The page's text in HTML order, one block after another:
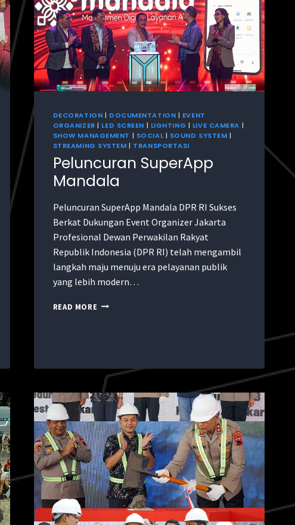
DECORATION | DOCUMENTATION | EVENT
ORGANIZER | LED SCREEN | LIGHTING | LIVE CAMERA |
SHOW MANAGEMENT | SOCIAL| SOUND SYSTEM |
STREAMING SYSTEM | TRANSPORTASI
Peluncuran SuperApp
Mandala
Peluncuran SuperApp Mandala DPR RI Sukses
Berkat Dukungan Event Organizer Jakarta
Profesional Dewan Perwakilan Rakyat
Republik Indonesia (DPR RI) telah mengambil
langkah maju menuju era pelayanan publik
yang lebih modern…
READ MORE